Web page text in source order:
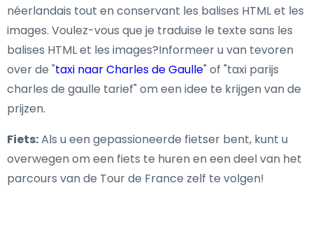
néerlandais tout en conservant les balises HTML et les
images. Voulez-vous que je traduise le texte sans les
balises HTML et les images?Informeer u van tevoren
over de "taxi naar Charles de Gaulle" of "taxi parijs
charles de gaulle tarief" om een idee te krijgen van de
prijzen.
Fiets:Als u een gepassioneerde fietser bent, kunt u
overwegen om een fiets te huren en een deel van het
parcours van de Tour de France zelf te volgen!